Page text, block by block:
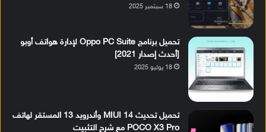
18 سبتمبر 2025
تحميل برنامج Oppo PC Suite لإدارة هواتف أوبو
[أحدث إصدار 2021]
18 يوليو 2025
تحميل تحديث MIUI 14 وأندرويد 13 المستقر لهاتف
POCO X3 Pro مع شرح التثبيت